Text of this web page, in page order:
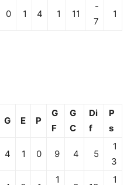
0 1 4 1 11
-
7
1
G E P
G
F
G
C
Di
f
P
s
4 1 0 9 4 5
1
3
1 1